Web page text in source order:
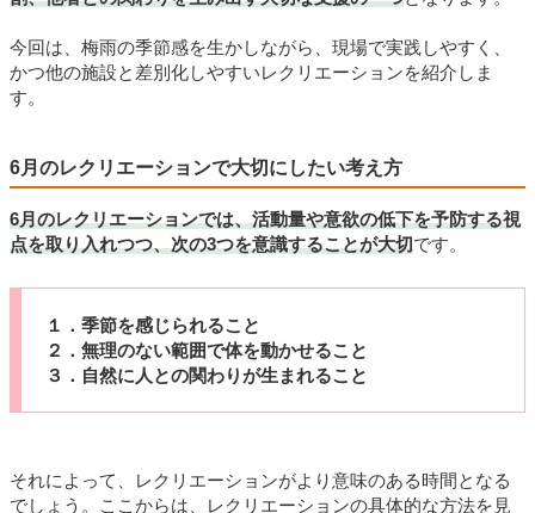
今回は、梅雨の季節感を生かしながら、現場で実践しやすく、
かつ他の施設と差別化しやすいレクリエーションを紹介しま
す。
6月のレクリエーションで大切にしたい考え方
6月のレクリエーションでは、活動量や意欲の低下を予防する視
点を取り入れつつ、次の3つを意識することが大切です。
１．季節を感じられること
２．無理のない範囲で体を動かせること
３．自然に人との関わりが生まれること
それによって、レクリエーションがより意味のある時間となる
でしょう。ここからは、レクリエーションの具体的な方法を見